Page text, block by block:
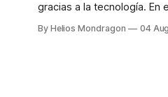
gracias a la tecnología. En
desarrolla un ecosistema
By Helios Mondragon 04